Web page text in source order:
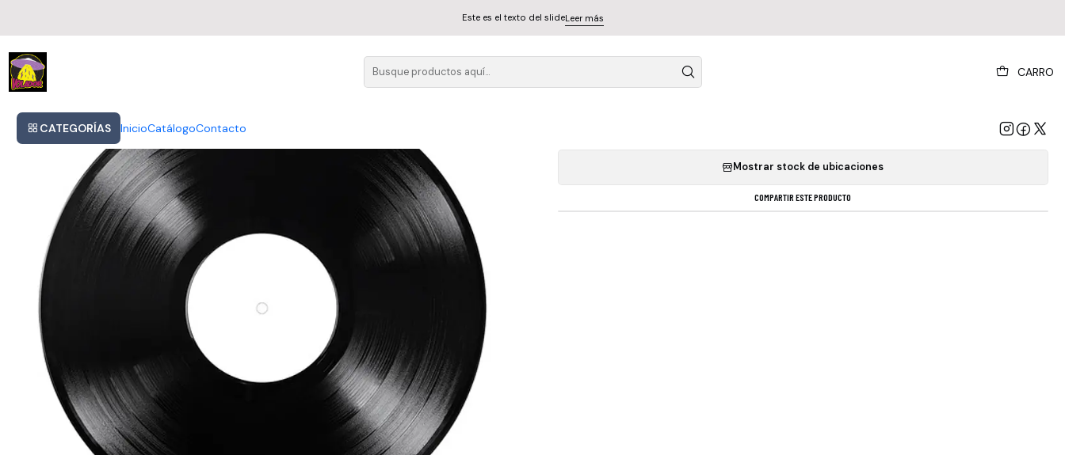
CARRO
CATEGORÍAS InicioCatálogoContacto
Este es el texto del slideLeer más
Black Sabbath - Live From The Ontario Lp
Mostrar stock de ubicaciones
COMPARTIR ESTE PRODUCTO